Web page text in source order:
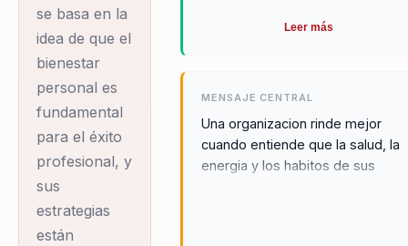
habilidad para
escalar programas
de bienestar y
garantizar
resultados
medibles. Su
enfoque combina
técnicas de élite
deportiva con
se basa en la
idea de que el
bienestar
personal es
fundamental
para el éxito
profesional, y
sus
estrategias
están
Leer más
MENSAJE CENTRAL
Una organizacion rinde mejor
cuando entiende que la salud, la
energia y los habitos de sus